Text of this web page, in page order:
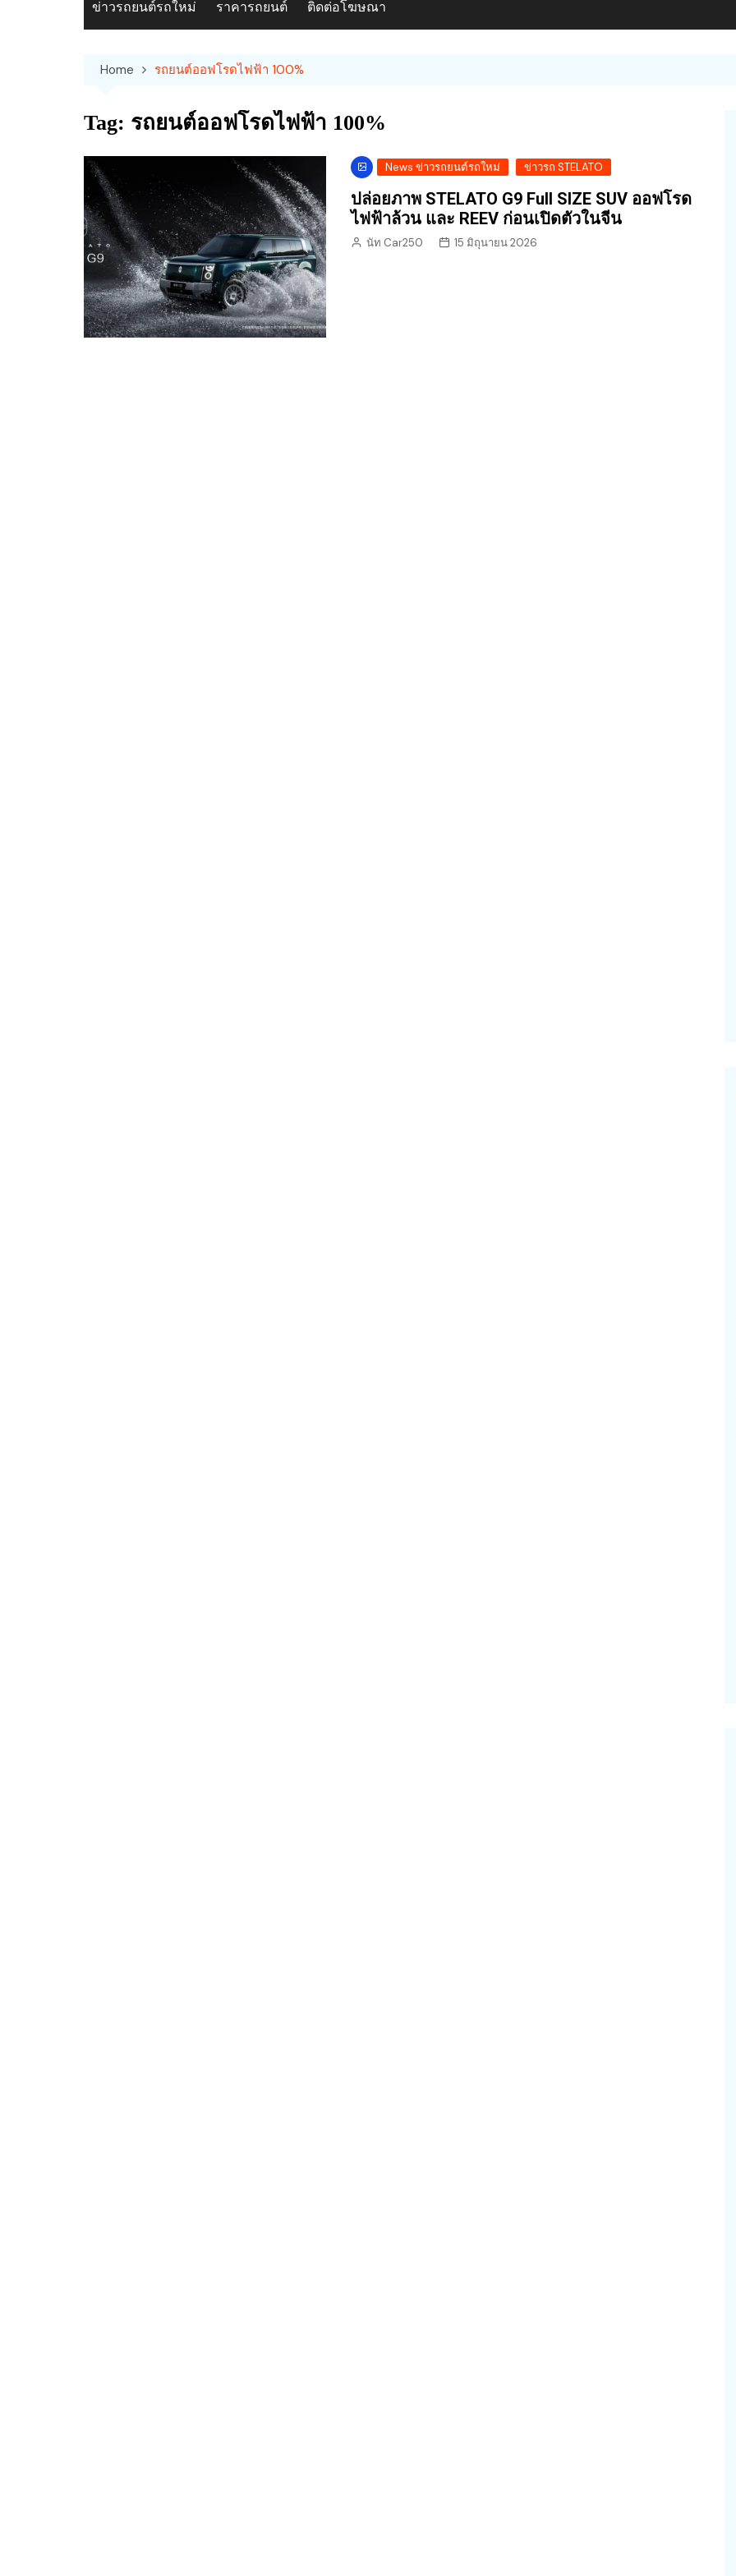
ข่าวรถยนต์รถใหม่ ราคารถยนต์ ติดต่อโฆษณา
Home รถยนต์ออฟโรดไฟฟ้า 100%
Tag: รถยนต์ออฟโรดไฟฟ้า 100%
News ข่าวรถยนต์รถใหม่ ข่าวรถ STELATO
ปล่อยภาพ STELATO G9 Full SIZE SUV ออฟโรด
ไฟฟ้าล้วน และ REEV ก่อนเปิดตัวในจีน
นัท Car250 15 มิถุนายน 2026